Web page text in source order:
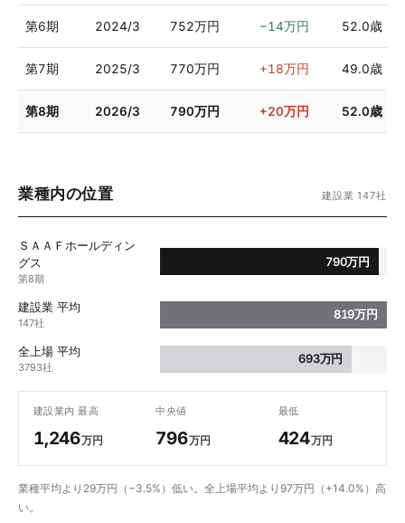
第6期 2024/3 752万円 −14万円 52.0歳
第7期 2025/3 770万円 +18万円 49.0歳
第8期 2026/3 790万円 +20万円 52.0歳
業種内の位置 建設業 147社
ＳＡＡＦホールディン
グス
第8期
790万円
建設業 平均
147社
819万円
全上場 平均
3793社
693万円
建設業内 最高
1,246万円
中央値
796万円
最低
424万円
業種平均より29万円（−3.5%）低い。全上場平均より97万円（+14.0%）高
い。